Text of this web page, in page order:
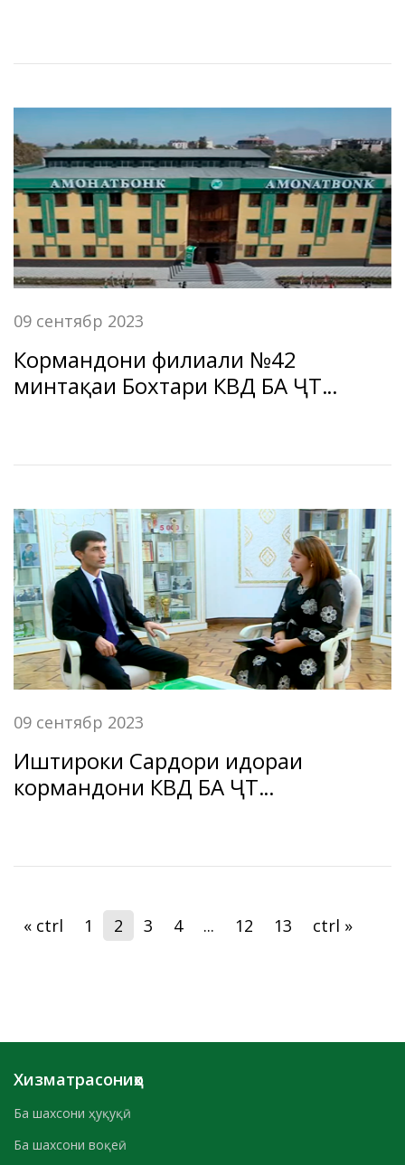
09 сентябр 2023
Кормандони филиали №42
минтақаи Бохтари КВД БА ҶТ
09.09.2023 ш. Бохтар
09 сентябр 2023
Иштироки Сардори идораи
кормандони КВД БА ҶТ
Телевизиони Ҷаҳонаммо.
« ctrl 1 2 3 4 ... 12 13 ctrl »
Хизматрасониҳо
Ба шахсони ҳуқуқӣ
Ба шахсони воқеӣ